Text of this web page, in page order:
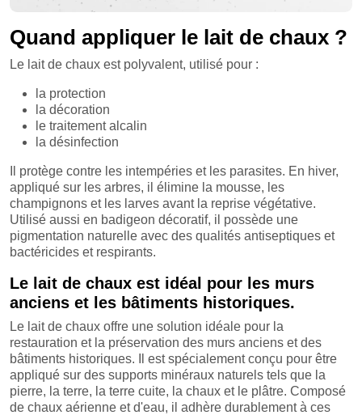
Quand appliquer le lait de chaux ?
Le lait de chaux est polyvalent, utilisé pour :
la protection
la décoration
le traitement alcalin
la désinfection
Il protège contre les intempéries et les parasites. En hiver,
appliqué sur les arbres, il élimine la mousse, les
champignons et les larves avant la reprise végétative.
Utilisé aussi en badigeon décoratif, il possède une
pigmentation naturelle avec des qualités antiseptiques et
bactéricides et respirants.
Le lait de chaux est idéal pour les murs
anciens et les bâtiments historiques.
Le lait de chaux offre une solution idéale pour la
restauration et la préservation des murs anciens et des
bâtiments historiques. Il est spécialement conçu pour être
appliqué sur des supports minéraux naturels tels que la
pierre, la terre, la terre cuite, la chaux et le plâtre. Composé
de chaux aérienne et d'eau, il adhère durablement à ces